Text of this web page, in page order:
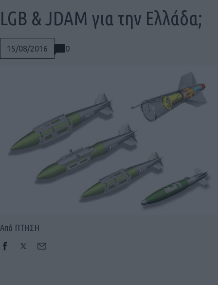
15/08/2016 0
LGB & JDAM για την Ελλάδα;
Από ΠΤΗΣΗ